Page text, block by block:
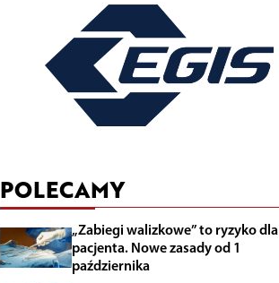
POLECAMY
„Zabiegi walizkowe” to ryzyko dla
pacjenta. Nowe zasady od 1
października